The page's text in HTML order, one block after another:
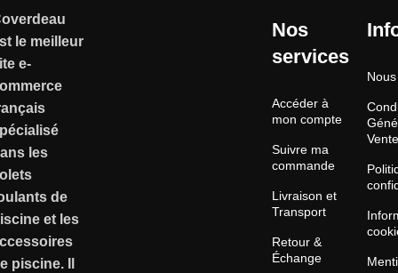
en ABS
blanc
le meilleur
e-
les
de
et les
piscine. Il
Nos
services
Accéder à
mon compte
Suivre ma
commande
Livraison et
Transport
Retour &
Échange